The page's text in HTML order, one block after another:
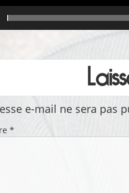
e-mail ne sera pas
*